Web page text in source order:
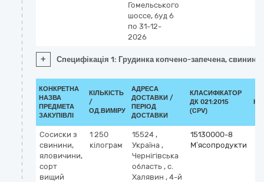
Гомельського
шоссе, буд 6
по 31-12-
2026
+ Специфікація 1: Грудинка копчено-запечена,
КОНКРЕТНА
НАЗВА
ПРЕДМЕТА
ЗАКУПІВЛІ
КІЛЬКІСТЬ
/
ОД.ВИМІРУ
АДРЕСА
ДОСТАВКИ /
ПЕРІОД
ДОСТАВКИ
КЛАСИФІКАТОР
ДК 021:2015
(CPV)
Сосиски з
свинини,
яловичини,
сорт
вищий
1 250
кілограм
15524 ,
Україна ,
Чернігівська
область , с.
Халявин , 4-й
15130000-8
М’ясопродукти